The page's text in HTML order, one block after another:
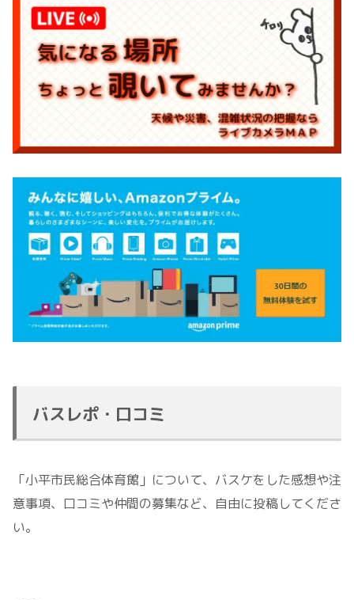
バスレポ・口コミ
「小平市民総合体育館」について、バスケをした感想や注
意事項、口コミや仲間の募集など、自由に投稿してくださ
い。